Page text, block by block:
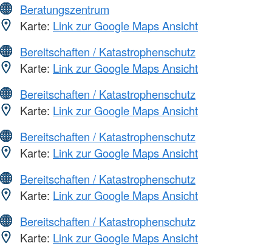
Beratungszentrum
Karte: Link zur Google Maps Ansicht
Bereitschaften / Katastrophenschutz
Karte: Link zur Google Maps Ansicht
Bereitschaften / Katastrophenschutz
Karte: Link zur Google Maps Ansicht
Bereitschaften / Katastrophenschutz
Karte: Link zur Google Maps Ansicht
Bereitschaften / Katastrophenschutz
Karte: Link zur Google Maps Ansicht
Bereitschaften / Katastrophenschutz
Karte: Link zur Google Maps Ansicht